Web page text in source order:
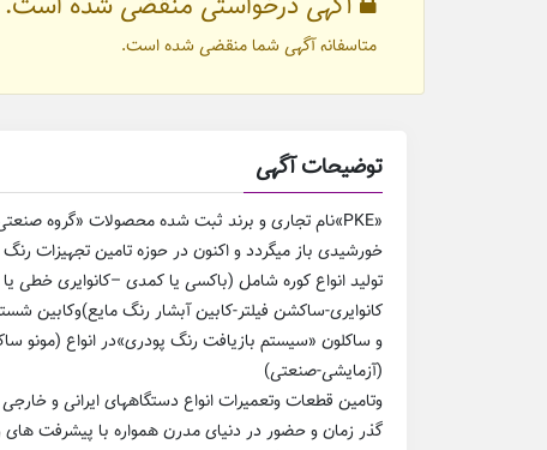
متاسفانه آگهی شما منقضی شده است.
توضیحات آگهی
«PKE»نام تجاری و برند ثبت شده محصولات «گروه صنعتی پوشش کار استاتیک» است که تاسیسس رسمی آن به سال 1390
خورشیدی باز میگردد و اکنون در حوزه تامین تجهیزات
کانوایری-ساکشن فیلتر-کابین آبشار رنگ
و ساکلون «سیستم بازیافت رنگ پودری»در انواع (مونو
(آزمایشی-صنعتی)
وتامین قطعات وتعمیرات انواع دستگاههای ایرانی و
گذر زمان و حضور در دنیای مدرن همواره با پیشرفت های